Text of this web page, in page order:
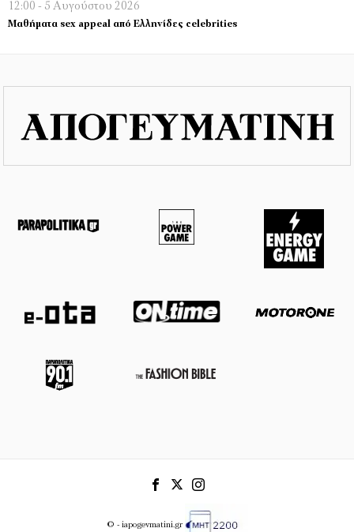
12:00 - 5 Αυγούστου 2026
Μαθήματα sex appeal από Ελληνίδες celebrities
© - iapogevmatini.gr